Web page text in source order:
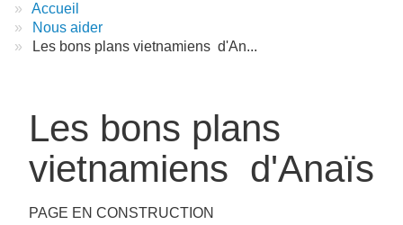
Accueil
Nous aider
Les bons plans vietnamiens d'An...
Les bons plans
vietnamiens d'Anaïs
PAGE EN CONSTRUCTION